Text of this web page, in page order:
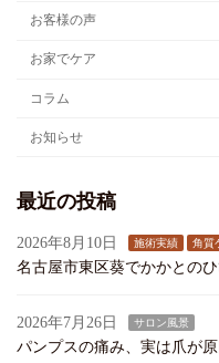
お客様の声
お家でケア
コラム
お知らせ
最近の投稿
2026年8月10日 施術実績 角質
名古屋市東区葵でかかとの
2026年7月26日 サロン風景
パンプスの痛み、実は爪が原